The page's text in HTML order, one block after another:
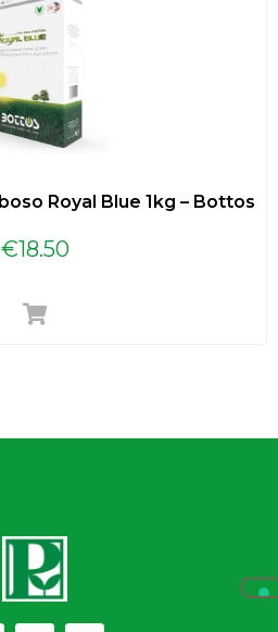
Royal Blue 1kg – Bottos
€18.50